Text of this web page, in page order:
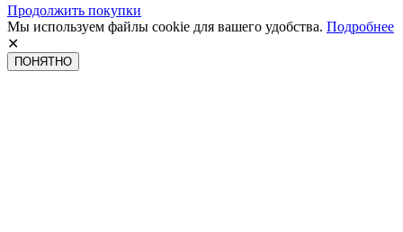
Продолжить покупки
Мы используем файлы cookie для вашего удобства. Подробнее
✕
ПОНЯТНО